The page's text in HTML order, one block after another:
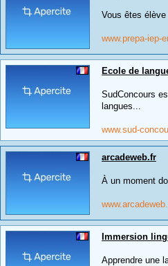
Vous êtes
www.prepa-iep-
Ecole de
SudConcours
langues...
www.sud-
arcadeweb.fr
À un moment
Immersion
Apprendre une